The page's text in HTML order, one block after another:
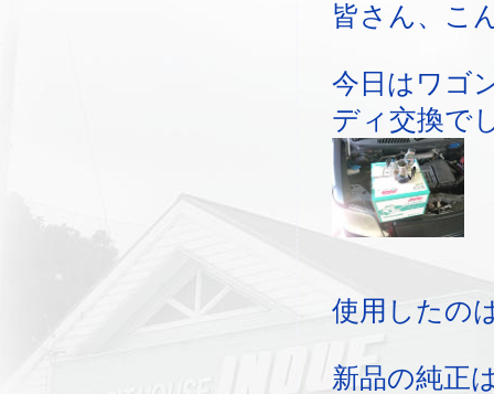
皆さん、こ
今日はワゴ
ディ交換で
使用したの
新品の純正